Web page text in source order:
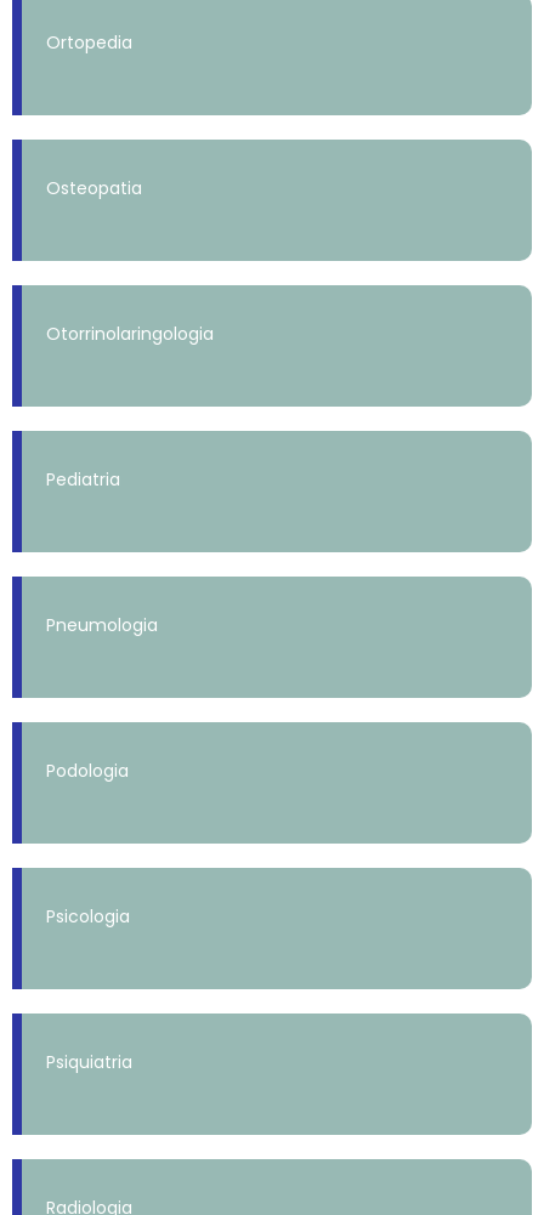
Ortopedia
Osteopatia
Otorrinolaringologia
Pediatria
Pneumologia
Podologia
Psicologia
Psiquiatria
Radiologia